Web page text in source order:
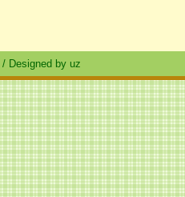
/ Designed by uz